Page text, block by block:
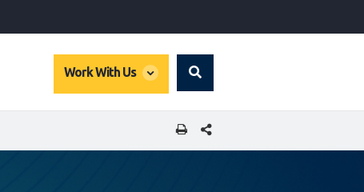
Work With Us
global
Search
COMPARTIR ESTA PÁGINA